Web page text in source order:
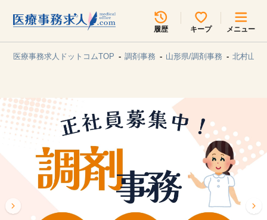
履歴 キープ メニュー
無料転職サポート お問い合わせ
医療事務求人ドットコムTOP 調剤事務 山形県/調剤事務 北村山郡
所在地のエリアを選択してください
各支店担当よりご連絡させていただきます。
関東 関西
東海 北海道・東北
中国・四国